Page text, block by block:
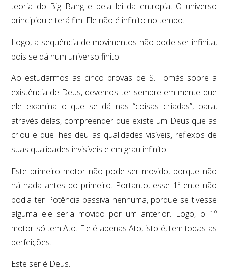
teoria do Big Bang e pela lei da entropia. O universo
principiou e terá fim. Ele não é infinito no tempo.
Logo, a sequência de movimentos não pode ser infinita,
pois se dá num universo finito.
Ao estudarmos as cinco provas de S. Tomás sobre a
existência de Deus, devemos ter sempre em mente que
ele examina o que se dá nas “coisas criadas”, para,
através delas, compreender que existe um Deus que as
criou e que lhes deu as qualidades visíveis, reflexos de
suas qualidades invisíveis e em grau infinito.
Este primeiro motor não pode ser movido, porque não
há nada antes do primeiro. Portanto, esse 1º ente não
podia ter Potência passiva nenhuma, porque se tivesse
alguma ele seria movido por um anterior. Logo, o 1º
motor só tem Ato. Ele é apenas Ato, isto é, tem todas as
perfeições.
Este ser é Deus.